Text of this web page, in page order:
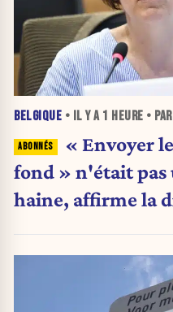
BELGIQUE • IL Y A 1 HEURE •
« Envoyer
fond » n'était pas
haine, affirme la